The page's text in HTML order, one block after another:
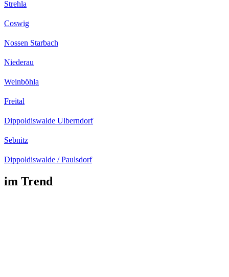
Strehla
Coswig
Nossen Starbach
Niederau
Weinböhla
Freital
Dippoldiswalde Ulberndorf
Sebnitz
Dippoldiswalde / Paulsdorf
im Trend